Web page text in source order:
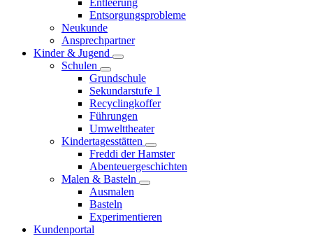
Entleerung
Entsorgungsprobleme
Neukunde
Ansprechpartner
Kinder & Jugend
Schulen
Grundschule
Sekundarstufe 1
Recyclingkoffer
Führungen
Umwelttheater
Kindertagesstätten
Freddi der Hamster
Abenteuergeschichten
Malen & Basteln
Ausmalen
Basteln
Experimentieren
Kundenportal